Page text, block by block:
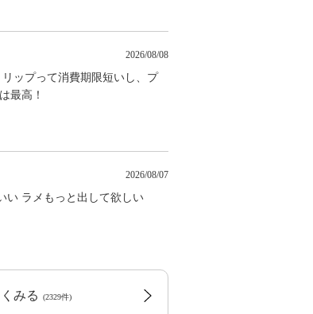
2026/08/08
ップって消費期限短いし、プ
最高！
2026/08/07
い ラメもっと出して欲しい
みる (2329件)